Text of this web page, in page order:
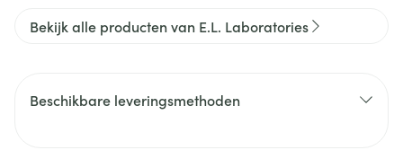
Bekijk alle producten van E.L. Laboratories
Beschikbare leveringsmethoden